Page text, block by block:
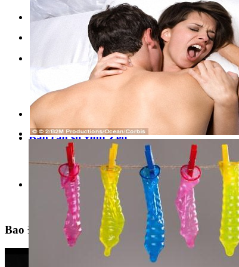
Hoặc gọi vào số hotline:
Tìm kiếm nhiều nhất: Bao Cao Su Có Gai |Bao Cao
Mỏng |Sinh lý nam |
Bao cao su Đôn Zen
›
Bao Đôn Dên Siêu Bi Khúc Giữa Tăng
Bao Đôn Dên Siêu Bi Khúc Giữa Tăng Khoái